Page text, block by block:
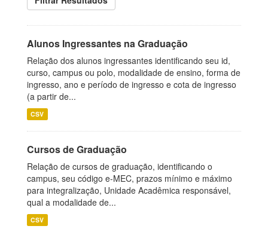
Alunos Ingressantes na Graduação
Relação dos alunos ingressantes identificando seu id,
curso, campus ou polo, modalidade de ensino, forma de
ingresso, ano e período de ingresso e cota de ingresso
(a partir de...
CSV
Cursos de Graduação
Relação de cursos de graduação, identificando o
campus, seu código e-MEC, prazos mínimo e máximo
para integralização, Unidade Acadêmica responsável,
qual a modalidade de...
CSV